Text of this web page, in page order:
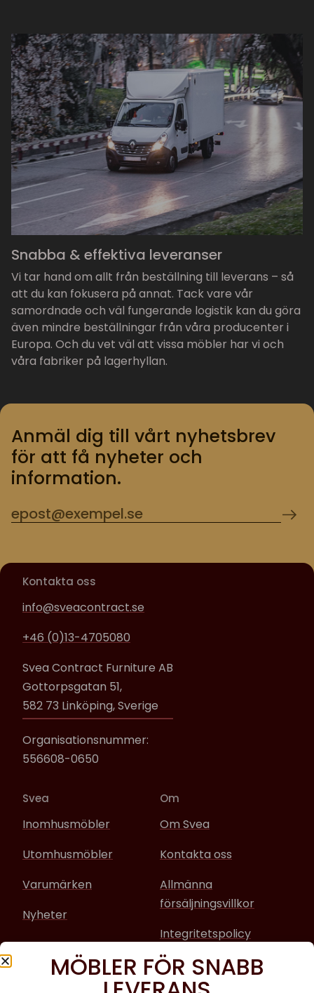
Snabba & effektiva leveranser
Vi tar hand om allt från beställning till leverans – så
att du kan fokusera på annat. Tack vare vår
samordnade och väl fungerande logistik kan du göra
även mindre beställningar från våra producenter i
Europa. Och du vet väl att vissa möbler har vi och
våra fabriker på lagerhyllan.
Anmäl dig till vårt nyhetsbrev
för att få nyheter och
information.
Kontakta oss
info@sveacontract.se
+46 (0)13-4705080
Svea Contract Furniture AB
Gottorpsgatan 51,
582 73 Linköping, Sverige
Organisationsnummer:
556608-0650
Svea
Inomhusmöbler
Utomhusmöbler
Varumärken
Nyheter
Om
Om Svea
Kontakta oss
Allmänna
försäljningsvillkor
Integritetspolicy
Sociala media
MÖBLER FÖR SNABB